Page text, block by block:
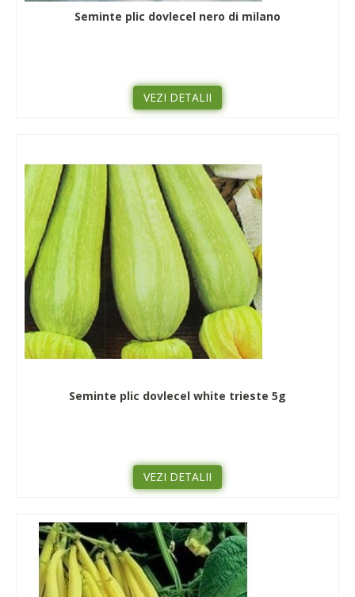
Seminte plic dovlecel nero di milano
VEZI DETALII
Seminte plic dovlecel white trieste 5g
VEZI DETALII